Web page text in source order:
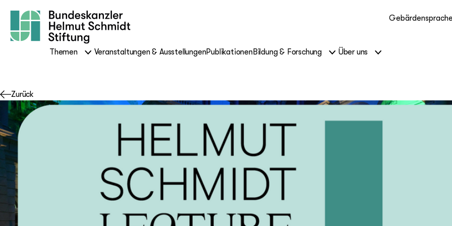
Gebärdensprache
Themen Veranstaltungen & AusstellungenPublikationenBildung & Forschung Über uns
Zurück